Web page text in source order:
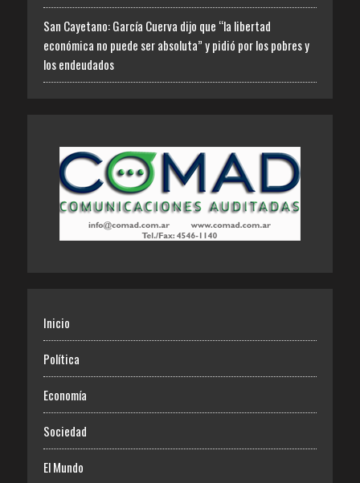
San Cayetano: García Cuerva dijo que “la libertad
económica no puede ser absoluta” y pidió por los pobres y
los endeudados
Inicio
Política
Economía
Sociedad
El Mundo